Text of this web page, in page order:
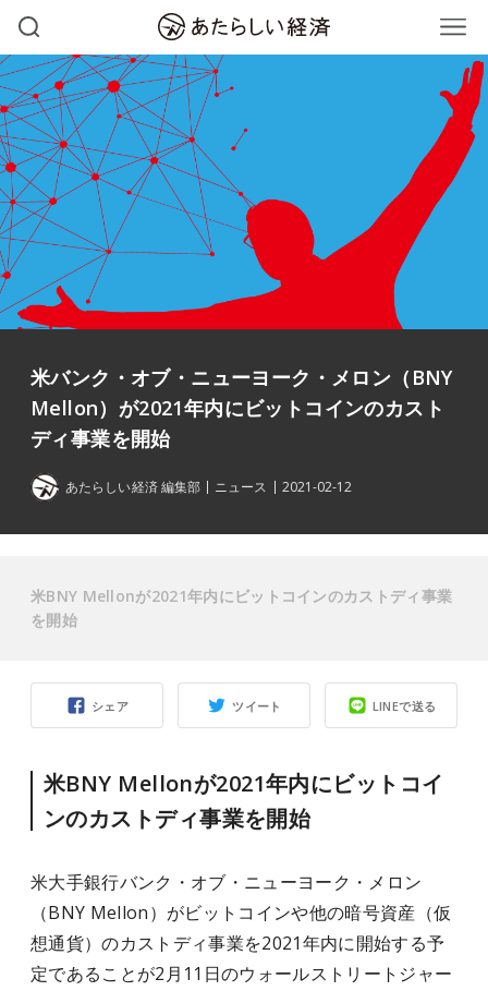
米バンク・オブ・ニューヨーク・メロン（BNY
Mellon）が2021年内にビットコインのカスト
ディ事業を開始
あたらしい経済 編集部 ニュース 2021-02-12
シェア ツイート LINEで送る
米BNY Mellonが2021年内にビットコイ
ンのカストディ事業を開始
米大手銀行バンク・オブ・ニューヨーク・メロン
（BNY Mellon）がビットコインや他の暗号資産（仮
想通貨）のカストディ事業を2021年内に開始する予
定であることが2月11日のウォールストリートジャー
米BNY Mellonが2021年内にビットコインのカストディ事業
を開始